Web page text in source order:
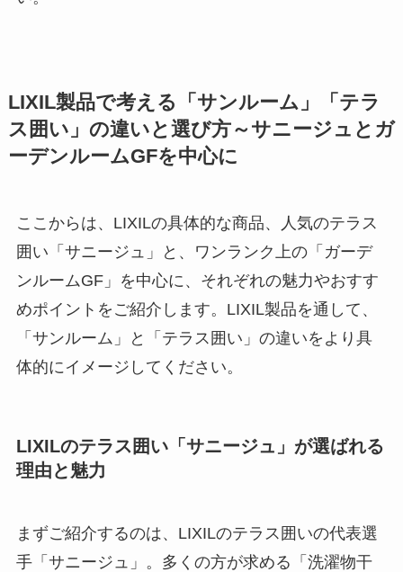
LIXIL製品で考える「サンルーム」「テラ
ス囲い」の違いと選び方～サニージュとガ
ーデンルームGFを中心に
ここからは、LIXILの具体的な商品、人気のテラス
囲い「サニージュ」と、ワンランク上の「ガーデ
ンルームGF」を中心に、それぞれの魅力やおすす
めポイントをご紹介します。LIXIL製品を通して、
「サンルーム」と「テラス囲い」の違いをより具
体的にイメージしてください。
LIXILのテラス囲い「サニージュ」が選ばれる
理由と魅力
まずご紹介するのは、LIXILのテラス囲いの代表選
手「サニージュ」。多くの方が求める「洗濯物干